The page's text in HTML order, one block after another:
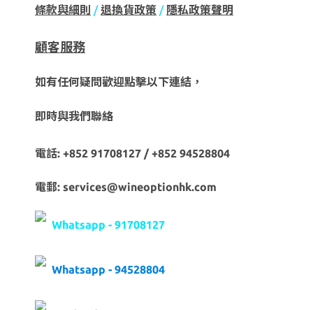
條款與細則 /退換貨政策 / 隱私政策聲明
顧客服務
如有任何疑問歡迎點擊以下連結，
即時與我們聯絡
電話: +852 91708127 / +852 94528804
電郵: services@wineoptionhk.com
Whatsapp - 91708127
Whatsapp - 94528804